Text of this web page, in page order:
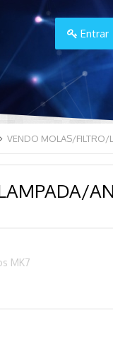
Entrar
VENDO MOLAS/FILTRO/
MK7